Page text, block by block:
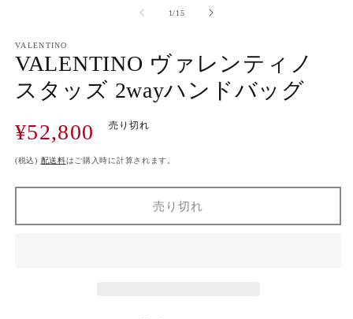
で
メ
デ
ィ
ア
を
開
く
1/の
15
VALENTINO
VALENTINO ヴァレンティノ
スタッズ 2wayハンドバッグ
通
常
価
¥52,800 売り切れ
(税込) 配送料はご購入時に計算されます。
売り切れ